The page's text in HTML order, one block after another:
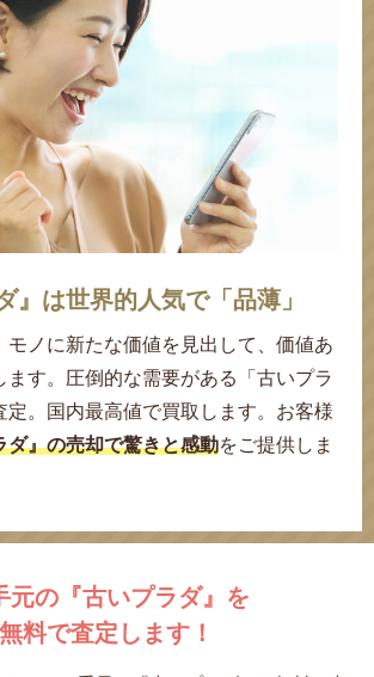
』は世界的人気で「品薄」
モノに新たな価値を見出して、価値あ
ます。圧倒的な需要がある「古いプラ
。
国内最高値で買取します。 お客様
ダ』の売却で驚きと感動をご提供しま
元の『古いプラダ』を
無料で査定します！